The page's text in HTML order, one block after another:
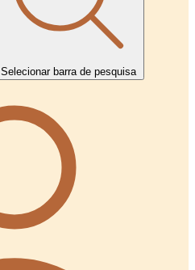
Selecionar barra de pesquisa